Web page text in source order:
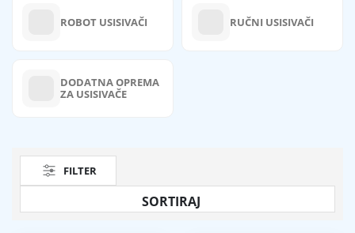
ROBOT USISIVAČI RUČNI USISIVAČI
DODATNA OPREMA
ZA USISIVAČE
FILTER